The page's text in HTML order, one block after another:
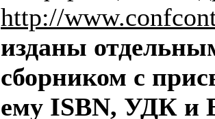
http://
изданы
сборником с
ему ISBN, УДК и